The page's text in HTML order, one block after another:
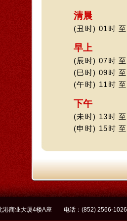
清晨
(丑时) 01时
早上
(辰时) 07时
(巳时) 09时
(午时) 11时
下午
(未时) 13时
(申时) 15时
北港商业大厦4楼A座 电话：(852)